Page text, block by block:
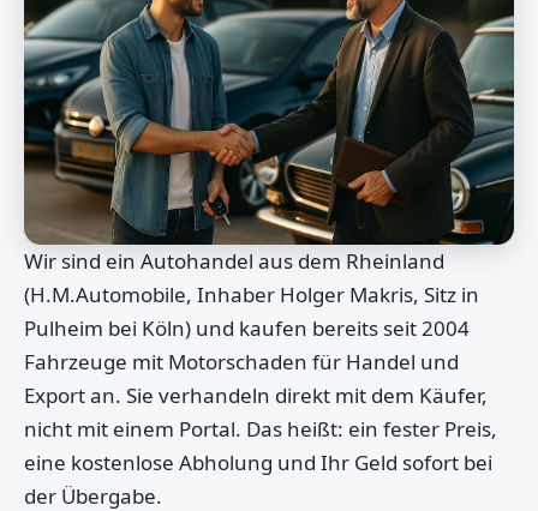
Wir sind ein Autohandel aus dem Rheinland
(H.M.Automobile, Inhaber Holger Makris, Sitz in
Pulheim bei Köln) und kaufen bereits seit 2004
Fahrzeuge mit Motorschaden für Handel und
Export an. Sie verhandeln direkt mit dem Käufer,
nicht mit einem Portal. Das heißt: ein fester Preis,
eine kostenlose Abholung und Ihr Geld sofort bei
der Übergabe.